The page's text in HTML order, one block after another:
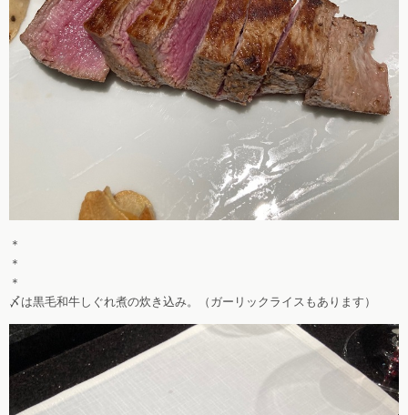
＊
＊
＊
〆は黒毛和牛しぐれ煮の炊き込み。（ガーリックライスもあります）